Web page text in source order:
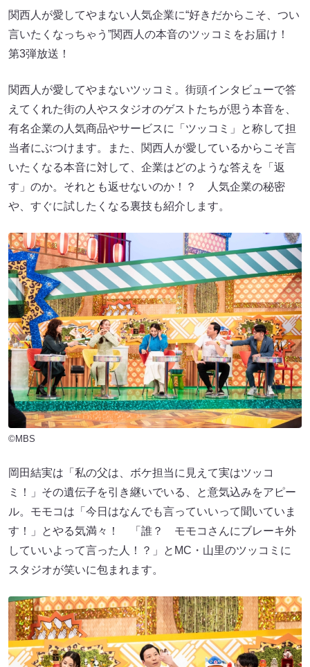
関西人が愛してやまない人気企業に“好きだからこそ、つい
言いたくなっちゃう”関西人の本音のツッコミをお届け！
第3弾放送！
関西人が愛してやまないツッコミ。街頭インタビューで答
えてくれた街の人やスタジオのゲストたちが思う本音を、
有名企業の人気商品やサービスに「ツッコミ」と称して担
当者にぶつけます。また、関西人が愛しているからこそ言
いたくなる本音に対して、企業はどのような答えを「返
す」のか。それとも返せないのか！？ 人気企業の秘密
や、すぐに試したくなる裏技も紹介します。
©MBS
岡田結実は「私の父は、ボケ担当に見えて実はツッコ
ミ！」その遺伝子を引き継いでいる、と意気込みをアピー
ル。モモコは「今日はなんでも言っていいって聞いていま
す！」とやる気満々！ 「誰？ モモコさんにブレーキ外
していいよって言った人！？」とMC・山里のツッコミに
スタジオが笑いに包まれます。